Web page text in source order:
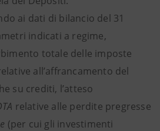
ai dati di bilancio del 31
indicati a regime,
totale delle imposte
all’affrancamento del
su crediti, l’atteso
relative alle perdite pregresse
(per cui gli investimenti